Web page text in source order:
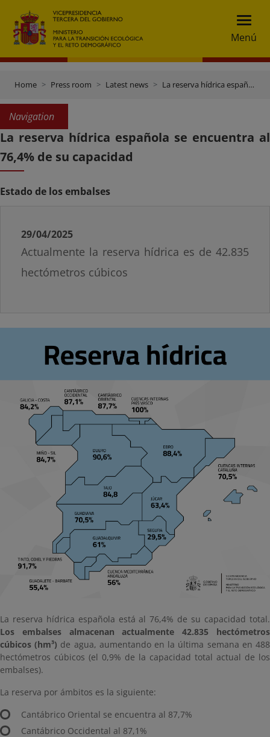
Menú
Home Press room Latest news La reserva hídrica española se encuentra al 76,4% de su capacidad
Navigation
La reserva hídrica española se encuentra al
76,4% de su capacidad
Estado de los embalses
29/04/2025
Actualmente la reserva hídrica es de 42.835
hectómetros cúbicos
La reserva hídrica española está al 76,4% de su capacidad total.
Los embalses almacenan actualmente 42.835 hectómetros
cúbicos (hm³) de agua, aumentando en la última semana en 488
hectómetros cúbicos (el 0,9% de la capacidad total actual de los
embalses).
La reserva por ámbitos es la siguiente:
Cantábrico Oriental se encuentra al 87,7%
Cantábrico Occidental al 87,1%